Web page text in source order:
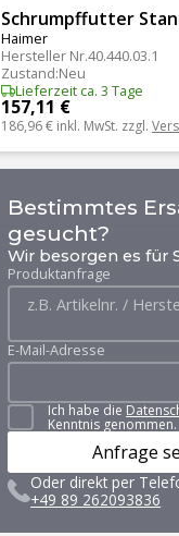
Schrumpffutter
Haimer
Hersteller Nr.40.440.03.1
Zustand:Neu
Lieferzeit ca. 3 Tage
157,11 €
186,96 € inkl. MwSt. zzgl.
Bestimmtes
gesucht?
Wir besorgen es für
Produktanfrage
E-Mail-Adresse
Ich habe die
Kenntnis genommen.
Anfrage
Oder direkt per
+49 89 262093836